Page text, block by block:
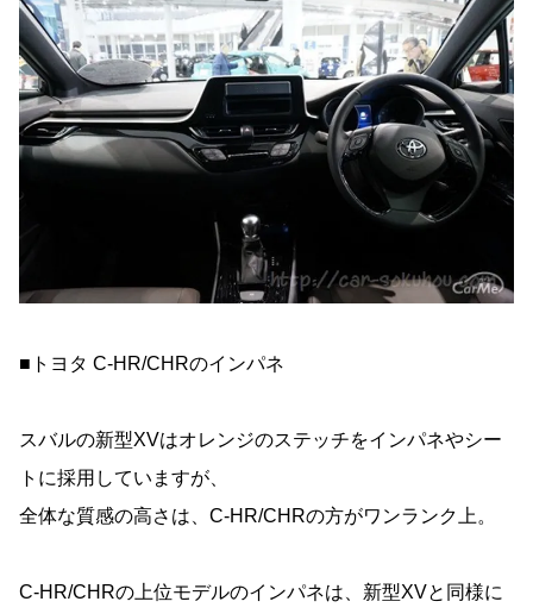
■トヨタ C-HR/CHRのインパネ
スバルの新型XVはオレンジのステッチをインパネやシー
トに採用していますが、
全体な質感の高さは、C-HR/CHRの方がワンランク上。
C-HR/CHRの上位モデルのインパネは、新型XVと同様に